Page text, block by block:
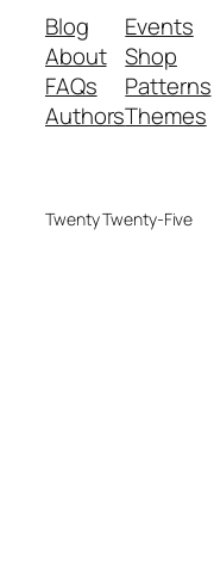
Blog
About
FAQs
Authors
Events
Shop
Patterns
Themes
Twenty Twenty-Five